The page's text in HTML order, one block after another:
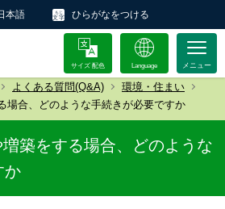
本語 ひらがなをつける
サイズ 配色 Language
よくある質問(Q&A)
環境・住まい
場合、どのような手続きが必要ですか
築をする場合、どのような
か